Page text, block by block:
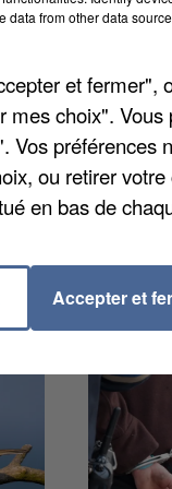
de s'évanouir
Un
Les enfants ont
avoir
from other data
et fermer",
choix".
Vos préférences
ou retirer
en bas de
Accepter et